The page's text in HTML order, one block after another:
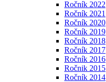
Ročník 2022
Ročník 2021
Ročník 2020
Ročník 2019
Ročník 2018
Ročník 2017
Ročník 2016
Ročnik 2015
Ročník 2014